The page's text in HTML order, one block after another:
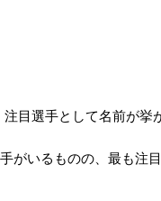
注目選手として名前が挙
がいるものの、最も注